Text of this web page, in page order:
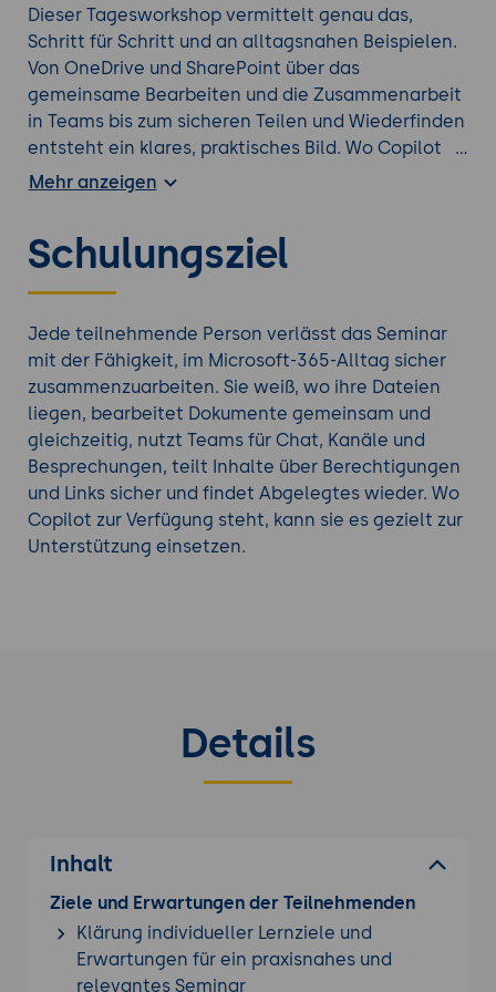
Dieser Tagesworkshop vermittelt genau das,
Schritt für Schritt und an alltagsnahen Beispielen.
Von OneDrive und SharePoint über das
gemeinsame Bearbeiten und die Zusammenarbeit
in Teams bis zum sicheren Teilen und Wiederfinden
entsteht ein klares, praktisches Bild. Wo Copilot
zur Verfügung steht, wird gezeigt, wie es die
Tauchen Sie tiefer ein mit einer weiteren
Mehr anzeigen
Schulungsziel
Jede teilnehmende Person verlässt das Seminar
mit der Fähigkeit, im Microsoft-365-Alltag sicher
zusammenzuarbeiten. Sie weiß, wo ihre Dateien
liegen, bearbeitet Dokumente gemeinsam und
gleichzeitig, nutzt Teams für Chat, Kanäle und
Besprechungen, teilt Inhalte über Berechtigungen
und Links sicher und findet Abgelegtes wieder. Wo
Copilot zur Verfügung steht, kann sie es gezielt zur
Unterstützung einsetzen.
Details
Inhalt
Ziele und Erwartungen der Teilnehmenden
Klärung individueller Lernziele und
Erwartungen für ein praxisnahes und
relevantes Seminar